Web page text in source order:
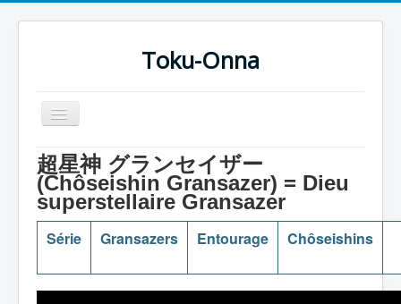
Toku-Onna
Basculer
la
Accueil
Toku-Actrices
Toku-Critiques
Séries
Films
超星神 グランセイザー
(Chôseishin Gransazer) = Dieu
superstellaire Gransazer
Série Gransazers Entourage Chôseishins